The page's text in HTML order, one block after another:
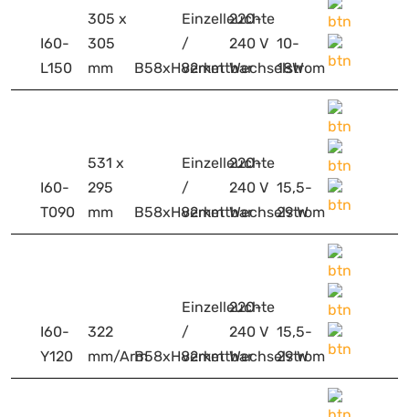
I60-
L150
305 x
305
mm
B58xH82mm
Einzelleuchte
/
verkettbar
220-
240 V
Wechselstrom
10-
18W
I60-
T090
531 x
295
mm
B58xH82mm
Einzelleuchte
/
verkettbar
220-
240 V
Wechselstrom
15,5-
29 W
I60-
Y120
322
mm/ArmB58xH82mm
Einzelleuchte
/
verkettbar
220-
240 V
Wechselstrom
15,5-
29 W